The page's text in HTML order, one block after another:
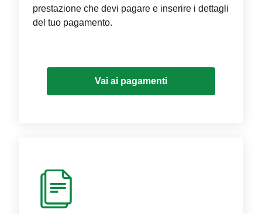
prestazione che devi pagare e inserire i dettagli
del tuo pagamento.
Vai ai pagamenti